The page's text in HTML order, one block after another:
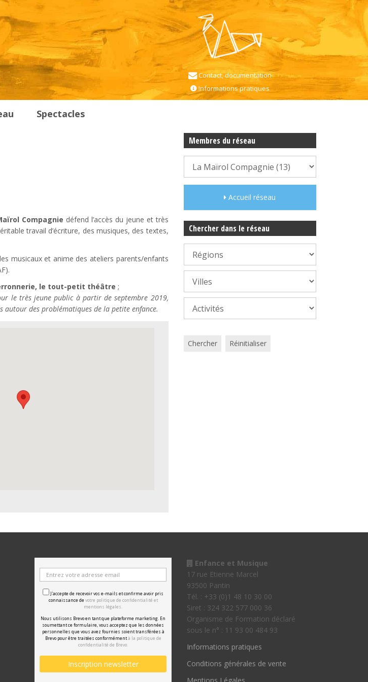
Contact, documentation
Informations pratiques
Spectacles
Compagnie défend l’accès du jeune et très
travail d’écriture, des musiques, des textes,
musicaux et anime des ateliers parents/enfants
le tout-petit théâtre ;
le très jeune public à partir de septembre 2019,
autour des problématiques de la petite enfance.
Membres du réseau
Accueil réseau
Chercher dans le réseau
Chercher Réinitialiser
J'accepte de recevoir vos e-mails et confirme avoir pris
connaissance de votre politique de confidentialité et
mentions légales.
Nous utilisons Brevo en tant que plateforme marketing. En
soumettant ce formulaire, vous acceptez que les données
personnelles que vous avez fournies soient transférées à
Brevo pour être traitées conformémentà la politique de
confidentialité de Brevo.
Enfance et Musique
17 rue Etienne Marcel
93500 Pantin
Tél. : +33 (0)1 48 10 30 00
Siret : 324 322 577 000 36
Organisme de Formation déclaré
sous le n° : 11 93 00 484 93
Informations pratiques
Conditions générales de vente